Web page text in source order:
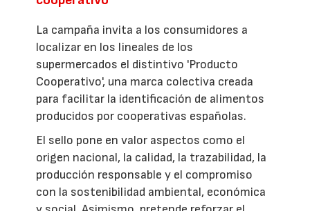
La campaña invita a los consumidores a
localizar en los lineales de los
supermercados el distintivo 'Producto
Cooperativo', una marca colectiva creada
para facilitar la identificación de alimentos
producidos por cooperativas españolas.
El sello pone en valor aspectos como el
origen nacional, la calidad, la trazabilidad, la
producción responsable y el compromiso
con la sostenibilidad ambiental, económica